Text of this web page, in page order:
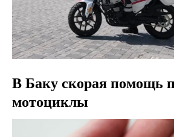
В Баку скорая помощь
мотоциклы